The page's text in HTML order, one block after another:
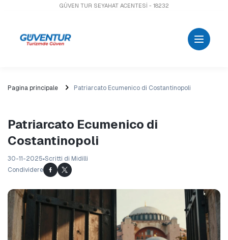
GÜVEN TUR SEYAHAT ACENTESİ - 18232
Pagina principale Patriarcato Ecumenico di Costantinopoli
Patriarcato Ecumenico di
Costantinopoli
30-11-2025 Scritti di Midilli
Condividere